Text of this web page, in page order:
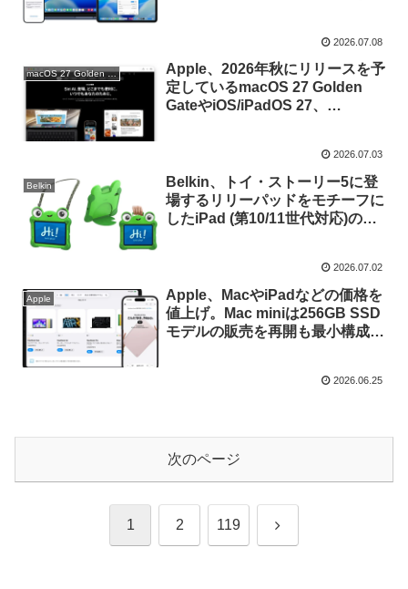
「OpenDisplay」がリリース。
2026.07.08
macOS 27 Golden Gate
Apple、2026年秋にリリースを予
定しているmacOS 27 Golden
GateやiOS/iPadOS 27、
2026.07.03
Belkin
Belkin、トイ・ストーリー5に登
場するリリーパッドをモチーフに
したiPad (第10/11世代対応)のシ
ド iPadケース」を発売。 2026.07.02
Apple
Apple、MacやiPadなどの価格を
値上げ。Mac miniは256GB SSD
モデルの販売を再開も最小構成価
2026.06.25
次のページ
1 2 119 次